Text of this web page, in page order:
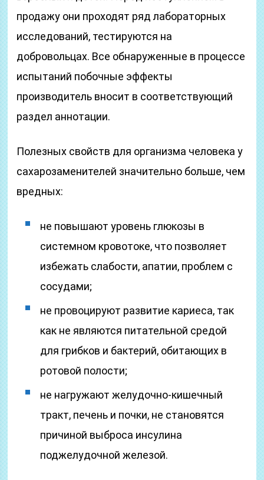
продажу они проходят ряд лабораторных
исследований, тестируются на
добровольцах. Все обнаруженные в процессе
испытаний побочные эффекты
производитель вносит в соответствующий
раздел аннотации.
Полезных свойств для организма человека у
сахарозаменителей значительно больше, чем
вредных:
не повышают уровень глюкозы в
системном кровотоке, что позволяет
избежать слабости, апатии, проблем с
сосудами;
не провоцируют развитие кариеса, так
как не являются питательной средой
для грибков и бактерий, обитающих в
ротовой полости;
не нагружают желудочно-кишечный
тракт, печень и почки, не становятся
причиной выброса инсулина
поджелудочной железой.